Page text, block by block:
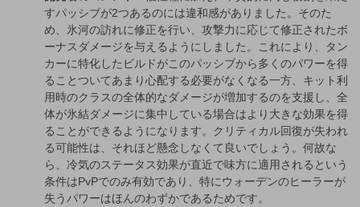
すパッシブが2つあるのには違和感がありました。そのた
め、氷河の訪れに修正を行い、攻撃力に応じて修正されたボ
ーナスダメージを与えるようにしました。これにより、タン
カーに特化したビルドがこのパッシブから多くのパワーを得
ることついてあまり心配する必要がなくなる一方、キット利
用時のクラスの全体的なダメージが増加するのを支援し、全
体が氷結ダメージに集中している場合はより大きな効果を得
ることができるようになります。クリティカル回復が失われ
る可能性は、それほど懸念しなくて良いでしょう。何故な
ら、冷気のステータス効果が直近で味方に適用されるという
条件はPvPでのみ有効であり、特にウォーデンのヒーラーが
失うパワーはほんのわずかであるためです。